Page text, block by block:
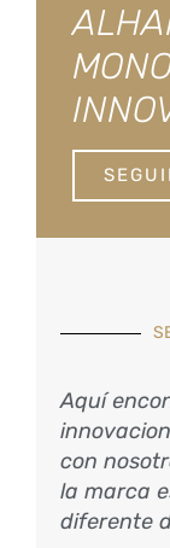
Aquí
con
la marca
diferente